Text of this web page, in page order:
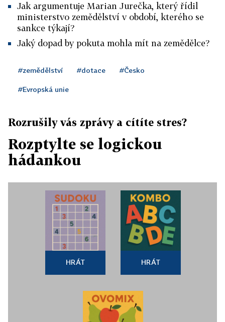
Jak argumentuje Marian Jurečka, který řídil
ministerstvo zemědělství v období, kterého se
sankce týkají?
Jaký dopad by pokuta mohla mít na zemědělce?
#zemědělství #dotace #Česko
#Evropská unie
Rozrušily vás zprávy a cítíte stres?
Rozptylte se logickou
hádankou
HRÁT HRÁT